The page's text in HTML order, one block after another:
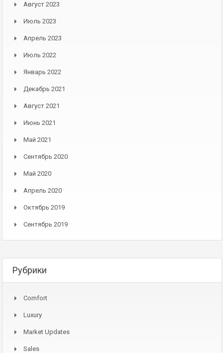
Август 2023
Июль 2023
Апрель 2023
Июль 2022
Январь 2022
Декабрь 2021
Август 2021
Июнь 2021
Май 2021
Сентябрь 2020
Май 2020
Апрель 2020
Октябрь 2019
Сентябрь 2019
Рубрики
Comfort
Luxury
Market Updates
Sales